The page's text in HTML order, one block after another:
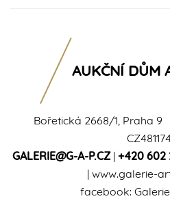
Bořetická 2668/1, Praha 9
GALERIE@G-A-P.CZ| +420 602
| www.galerie-
facebook:
AUKČNÍ DŮM